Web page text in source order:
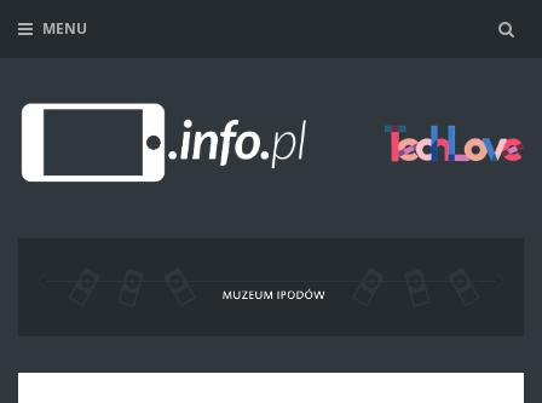
MENU